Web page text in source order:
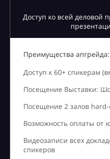
Доступ ко всей деловой
Преимущества апгрейда:
Доступ к 60+ спикерам
Посещение Выставки:
Посещение 2 залов
Возможность оплаты от
Видеозаписи всех
спикеров